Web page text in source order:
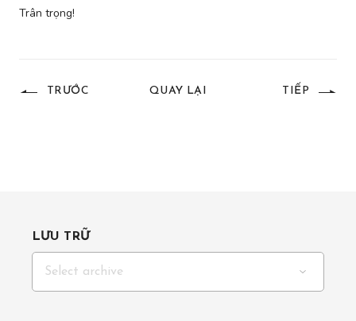
Trân trọng!
TRƯỚC QUAY LẠI TIẾP
LƯU TRỮ
Select archive